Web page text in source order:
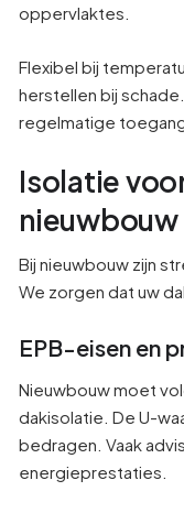
oppervlaktes.
Flexibel bij
herstellen bij
regelmatige
Isolatie
nieuwbouw
Bij nieuwbouw zijn
We zorgen dat uw
EPB-eisen en
Nieuwbouw moet
dakisolatie. De U-
bedragen. Vaak
energieprestaties.